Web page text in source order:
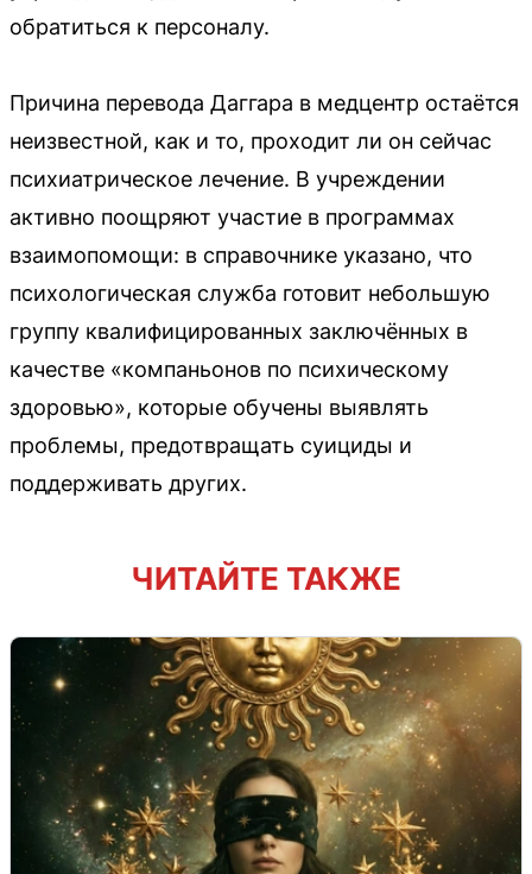
обратиться к персоналу.
Причина перевода Даггара в медцентр остаётся
неизвестной, как и то, проходит ли он сейчас
психиатрическое лечение. В учреждении
активно поощряют участие в программах
взаимопомощи: в справочнике указано, что
психологическая служба готовит небольшую
группу квалифицированных заключённых в
качестве «компаньонов по психическому
здоровью», которые обучены выявлять
проблемы, предотвращать суициды и
поддерживать других.
ЧИТАЙТЕ ТАКЖЕ